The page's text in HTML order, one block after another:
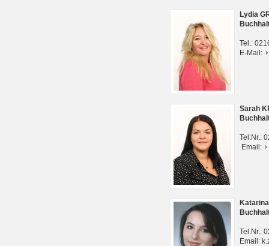
Lydia
Tel.:
E-Mail:
Sarah
Tel:Nr.:
Email:
Tel.Nr.:
Email: